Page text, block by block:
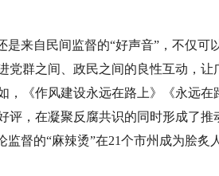
来自民间监督的“好声音”，不仅可
党群之间、政民之间的良性互动，让
，《作风建设永远在路上》《永远在
评，在凝聚反腐共识的同时形成了推
督的“麻辣烫”在21个市州成为脍炙人